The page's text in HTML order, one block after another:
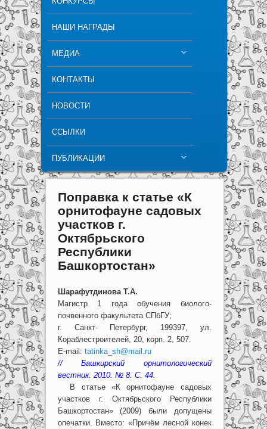
НАШИ НАГРАДЫ
МЕДИА
КОНТАКТЫ
НОВОСТИ
ССЫЛКИ
ПУБЛИКАЦИИ
Поправка к статье «К
орнитофауне садовых
участков г.
Октябрьского
Республики
Башкортостан»
Шарафутдинова Т.А.
Магистр 1 года обучения биолого-
почвенного факультета СПбГУ;
г. Санкт- Петербург, 199397, ул.
Кораблестроителей, 20, корп. 2, 507.
Е-mail: tatinka_sh@mail.ru
// Башкирский орнитологический
вестник. 2010. № 8. С. 44.
В статье «К орнитофауне садовых
участков г. Октябрьского Республики
Башкортостан» (2009) были допущены
опечатки. Вместо: «Причём лесной конек